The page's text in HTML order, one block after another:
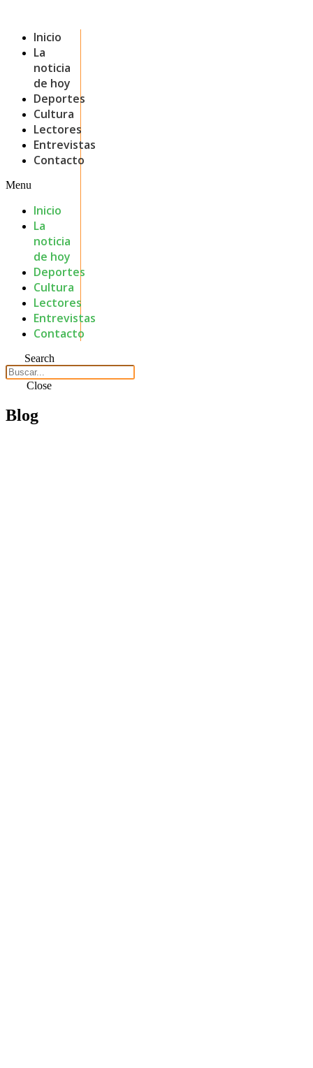
Inicio
La
noticia
de hoy
Deportes
Cultura
Lectores
Entrevistas
Contacto
Menu
Inicio
La
noticia
de hoy
Deportes
Cultura
Lectores
Entrevistas
Contacto
Search
Close
Blog